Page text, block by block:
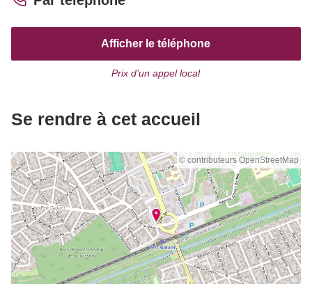
Afficher le téléphone
Prix d’un appel local
Se rendre à cet accueil
© contributeurs OpenStreetMap